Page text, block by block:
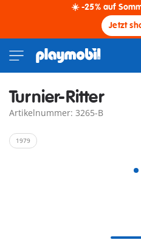
☀️ -25% auf
Jetzt
Turnier-Ritter
Artikelnummer: 3265-B
1979